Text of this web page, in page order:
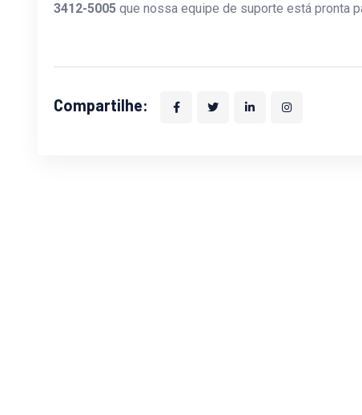
3412-5005 que nossa equipe de suporte está pronta
Compartilhe: